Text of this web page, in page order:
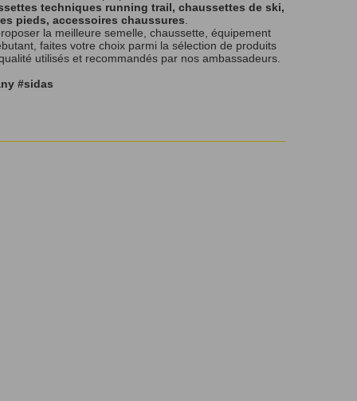
techniques running trail, chaussettes de ski,
pieds, accessoires chaussures
la meilleure semelle, chaussette, équipement
faites votre choix parmi la sélection de produits
utilisés et recommandés par nos ambassadeurs.
#sidas